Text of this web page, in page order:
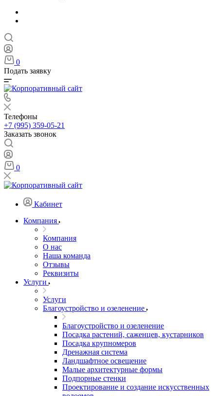
0
Подать заявку
Телефоны
+7 (995) 359-05-21
Заказать звонок
0
Кабинет
Компания
Компания
О нас
Наша команда
Отзывы
Реквизиты
Услуги
Услуги
Благоустройство и озеленение
Благоустройство и озеленение
Посадка растений, саженцев, кустарников
Посадка крупномеров
Дренажная система
Ландшафтное освещение
Малые архитектурные формы
Подпорные стенки
Проектирование и создание искусственных